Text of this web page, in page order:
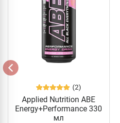
(2)
Applied Nutrition ABE
Energy+Performance 330
мл